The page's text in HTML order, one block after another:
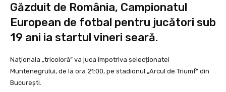
Găzduit de România, Campionatul
European de fotbal pentru jucători sub
19 ani ia startul vineri seară.
Naționala „tricoloră” va juca împotriva selecționatei
Muntenegrului, de la ora 21:00, pe stadionul „Arcul de Triumf” din
București.